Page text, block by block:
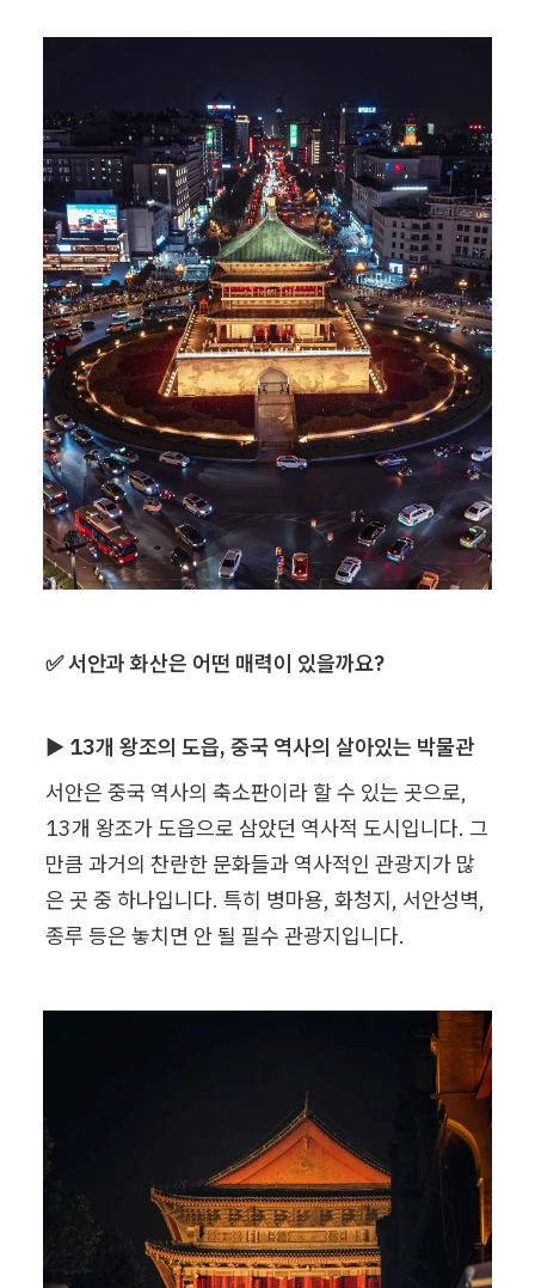
✅ 서안과 화산은 어떤 매력이 있을까요?
▶ 13개 왕조의 도읍, 중국 역사의 살아있는 박물관
서안은 중국 역사의 축소판이라 할 수 있는 곳으로,
13개 왕조가 도읍으로 삼았던 역사적 도시입니다. 그
만큼 과거의 찬란한 문화들과 역사적인 관광지가 많
은 곳 중 하나입니다. 특히 병마용, 화청지, 서안성벽,
종루 등은 놓치면 안 될 필수 관광지입니다.